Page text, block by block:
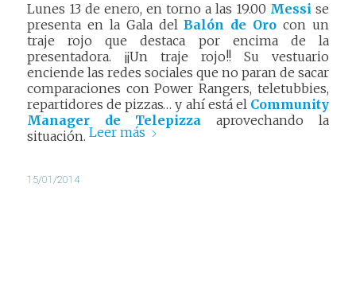
Lunes 13 de enero, en torno a las 19.00 Messi se
presenta en la Gala delBalón de Oro con un
traje rojo que destaca por encima de la
presentadora. ¡¡Un traje rojo!! Su vestuario
enciende las redes sociales que no paran de sacar
comparaciones con Power Rangers, teletubbies,
repartidores de pizzas… y ahí está el Community
Manager de Telepizza aprovechando la
situación. Leer más
15/01/2014